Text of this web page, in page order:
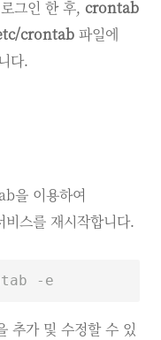
그인 한 후, crontab
crontab 파일에
다.
을 이용하여
스를 재시작합니다.
-e
추가 및 수정할 수 있